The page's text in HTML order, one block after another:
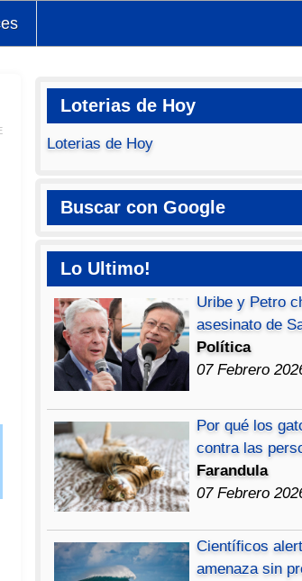
Loterias de Hoy
Loterias de Hoy
Buscar con Google
Lo Ultimo!
Uribe y Petro
asesinato de
Política
07 Febrero
Por qué los
contra las
Farandula
07 Febrero
Científicos
amenaza sin